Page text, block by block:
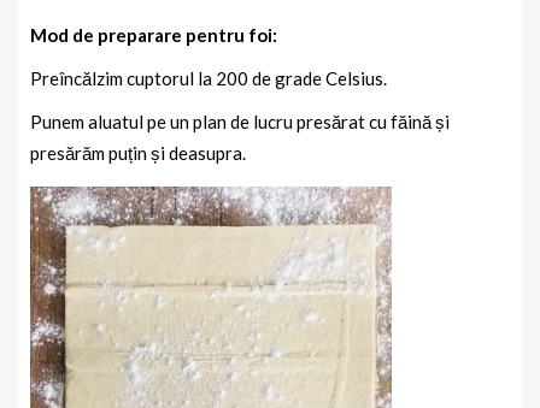
Mod de preparare pentru foi:
Preîncălzim cuptorul la 200 de grade Celsius.
Punem aluatul pe un plan de lucru presărat cu făină și
presărăm puțin și deasupra.